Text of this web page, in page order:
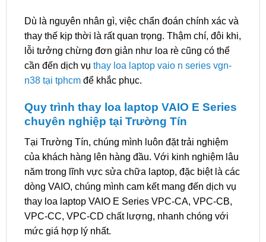
Dù là nguyên nhân gì, việc chẩn đoán chính xác và
thay thế kịp thời là rất quan trọng. Thậm chí, đôi khi,
lỗi tưởng chừng đơn giản như loa rè cũng có thể
cần đến dịch vụ thay loa laptop vaio n series vgn-
n38 tại tphcmđể khắc phục.
Quy trình thay loa laptop VAIO E Series
chuyên nghiệp tại Trường Tín
Tại Trường Tín, chúng mình luôn đặt trải nghiệm
của khách hàng lên hàng đầu. Với kinh nghiệm lâu
năm trong lĩnh vực sửa chữa laptop, đặc biệt là các
dòng VAIO, chúng mình cam kết mang đến dịch vụ
thay loa laptop VAIO E Series VPC-CA, VPC-CB,
VPC-CC, VPC-CD chất lượng, nhanh chóng với
mức giá hợp lý nhất.